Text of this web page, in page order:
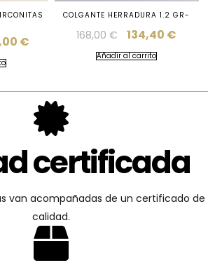
€
COLGANTE HERRADURA 1.2 GR-
168,00€ 134,40 €
Añadir al carrito
certificada
van acompañadas de un certificado de
calidad.